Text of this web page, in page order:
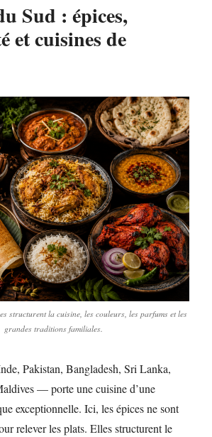
Sud : épices,
et cuisines de
structurent la cuisine, les couleurs, les parfums et les
grandes traditions familiales.
Pakistan, Bangladesh, Sri Lanka,
— porte une cuisine d’une
exceptionnelle. Ici, les épices ne sont
relever les plats. Elles structurent le